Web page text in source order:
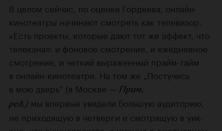
В целом сейчас, по оценке Гордеева, онлайн-
кинотеатры начинают смотреть как телевизор.
«Есть проекты, которые дают тот же эффект, что
телеканал: и фоновое смотрение, и ежедневное
смотрение, и четкий выраженный прайм-тайм
в онлайн-кинотеатре. На том же „Постучись
в мою дверь“ (в Москве — Прим.
ред.) мы впервые увидели большую аудиторию,
не приходящую в четверги и смотрящую в уик-